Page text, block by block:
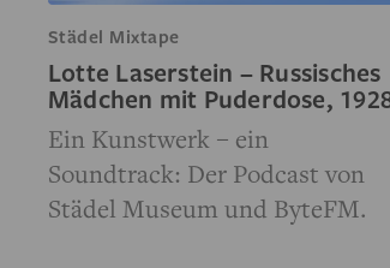
Städel Mixtape
Lotte Laserstein – Russisches
Mädchen mit Puderdose,
Ein Kunstwerk – ein
Soundtrack: Der Podcast von
Städel Museum und ByteFM.